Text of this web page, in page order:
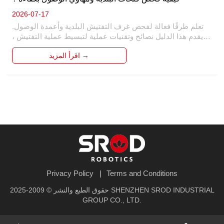
2026-07-17
تعلم طرقًا فعالة لفحص غرف التفتيش البلدية وأعمدة الوصول.
يقدم هذا الدليل نصائح وتقنيات عملية لتبسيط عملية التفتيش ،
وضمان السلامة والدقة. اكتشف كيفية تحديد المشكلات المحتملة
وإجراء فحوصات شاملة ، مما يوفر الوقت والموارد في صيانة
البنية التحتية البلدية.
اقرأ المزيد →
Privacy Policy Terms and Conditions
حقوق الطبع والنشر © 2009-2025 SHENZHEN SROD INDUSTRIAL
GROUP CO., LTD.